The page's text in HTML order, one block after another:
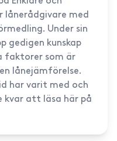
lånerådgivare med
Under sin
gedigen kunskap
faktorer som är
lånejämförelse.
har varit med och
att läsa här på